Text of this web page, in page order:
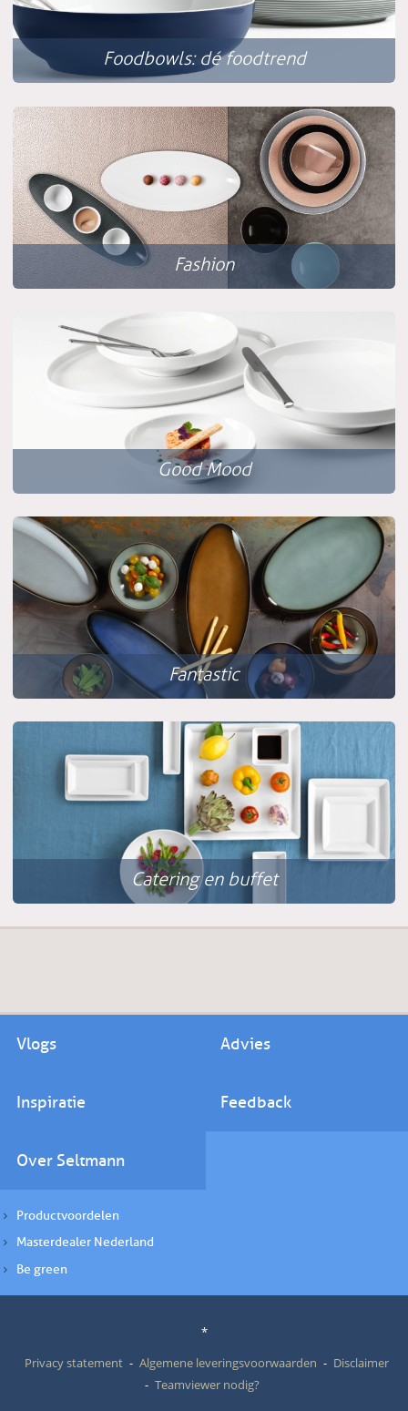
Foodbowls: dé foodtrend
Fashion
Good Mood
Fantastic
Catering en buffet
Vlogs Advies
Inspiratie Feedback
Over Seltmann
Productvoordelen
Masterdealer Nederland
Be green
*
Privacy statement
Algemene leveringsvoorwaarden
Disclaimer
Teamviewer nodig?